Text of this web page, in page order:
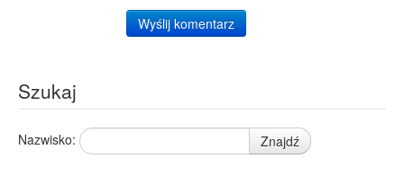
Wyślij komentarz
Szukaj
Nazwisko: Znajdź